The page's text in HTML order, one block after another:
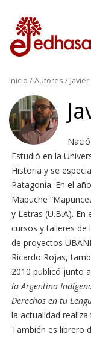
Inicio / Autores / Javier
Estudió en la
Historia y se
Patagonia. En el
Mapuche
y Letras (U.B.A). En
cursos y talleres de
de proyectos
Ricardo Rojas,
2010 publicó junto
la Argentina
Derechos en tu
la actualidad
También es librero